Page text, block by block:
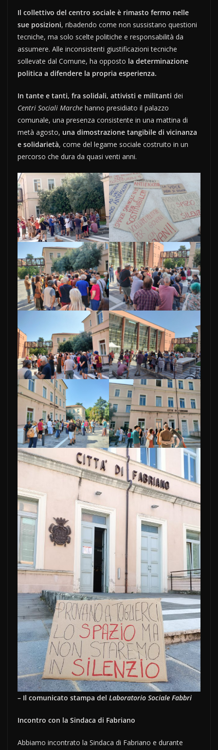
Il collettivo del centro sociale è rimasto fermo nelle
sue posizioni, ribadendo come non sussistano questioni
tecniche, ma solo scelte politiche e responsabilità da
assumere. Alle inconsistenti giustificazioni tecniche
sollevate dal Comune, ha opposto la determinazione
politica a difendere la propria esperienza.
In tante e tanti, fra solidali, attivisti e militanti dei
Centri Sociali Marche hanno presidiato il palazzo
comunale, una presenza consistente in una mattina di
metà agosto, una dimostrazione tangibile di vicinanza
e solidarietà, come del legame sociale costruito in un
percorso che dura da quasi venti anni.
– Il comunicato stampa del Laboratorio Sociale Fabbri
Incontro con la Sindaca di Fabriano
Abbiamo incontrato la Sindaca di Fabriano e durante